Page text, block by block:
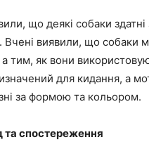
що деякі собаки здатні
виявили, що собаки
тим, як вони
для кидання, а
за формою та кольором.
та спостереження